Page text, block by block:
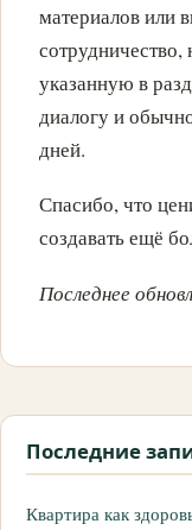
материалов или
указанную в
диалогу и
дней.
Спасибо, что
создавать ещё
Последнее
Последние
Квартира как